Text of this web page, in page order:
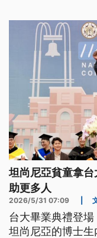
坦尚尼亞貧童拿
助更多人
2026/5/31 07:09
台大畢業典禮登
坦尚尼亞的博士